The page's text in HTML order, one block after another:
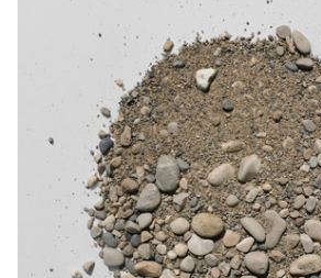
Déterminez facilement la
de granulats pour votre
notre
Indiquez le type de produit,
les dimensions de votre
occupons du
Type de produit